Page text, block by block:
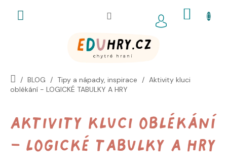
obsah
BLOG Tipy a nápady, inspirace
Aktivity kluci
oblékání - LOGICKÉ TABULKY A HRY
Aktivity kluci oblékání
- LOGICKÉ TABULKY A HRY